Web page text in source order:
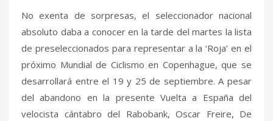
No exenta de sorpresas, el seleccionador nacional
absoluto daba a conocer en la tarde del martes la lista
de preseleccionados para representar a la ‘Roja’ en el
próximo Mundial de Ciclismo en Copenhague, que se
desarrollará entre el 19 y 25 de septiembre. A pesar
del abandono en la presente Vuelta a España del
velocista cántabro del Rabobank, Oscar Freire, De